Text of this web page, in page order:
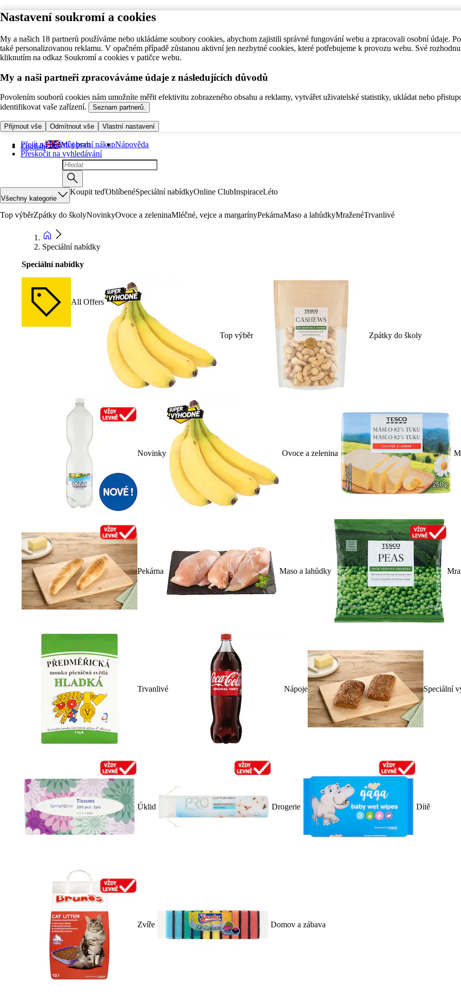
Nastavení soukromí a cookies
My a našich 18 partnerů používáme nebo ukládáme soubory cookies, abychom zajistili správné fungování webu a zpracovali osobní údaje.
také personalizovanou reklamu. V opačném případě zůstanou aktivní jen nezbytné cookies, které potřebujeme k provozu webu. Své
kliknutím na odkaz Soukromí a cookies v patičce webu.
My a naši partneři zpracováváme údaje z následujících důvodů
Povolením souborů cookies nám umožníte měřit efektivitu zobrazeného obsahu a reklamy, vytvářet uživatelské statistiky, ukládat nebo
identifikovat vaše zařízení.
Seznam partnerů.
Přijmout vše Odmítnout vše Vlastní nastavení
Přejít na hlavní obsah
Přeskočit na vyhledávání
English Můj první nákupNápověda
Všechny kategorie
Koupit teďOblíbenéSpeciální nabídkyOnline ClubInspiraceLéto
Top výběrZpátky do školyNovinkyOvoce a zeleninaMléčné, vejce a margarínyPekárnaMaso a lahůdkyMraženéTrvanlivé
Speciální nabídky
Speciální nabídky
All Offers
Top výběr Zpátky do školy
Novinky Ovoce a zelenina
Pekárna Maso a lahůdky
Trvanlivé Nápoje Speciální
Úklid Drogerie Dítě
Zvíře Domov a zábava